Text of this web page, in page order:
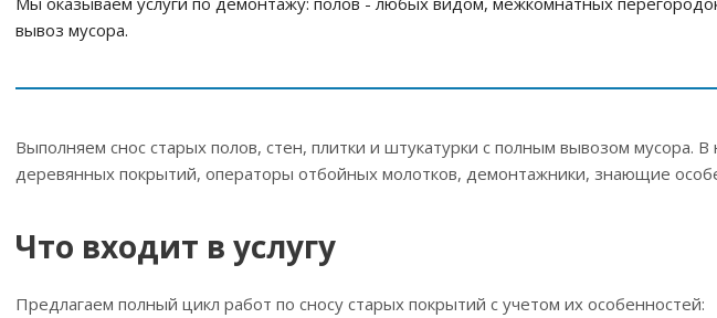
вывоз мусора.
Выполняем снос старых полов, стен, плитки и штукатурки с полным вывозом
деревянных покрытий, операторы отбойных молотков, демонтажники, знающие
Что входит в услугу
Предлагаем полный цикл работ по сносу старых покрытий с учетом их особенностей: